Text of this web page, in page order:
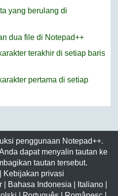
yang berulang di
dua file di Notepad++
terakhir di setiap baris
pertama di setiap
penggunaan Notepad++.
dapat menyalin tautan ke
tautan tersebut.
Kebijakan privasi
| Bahasa Indonesia Italiano|